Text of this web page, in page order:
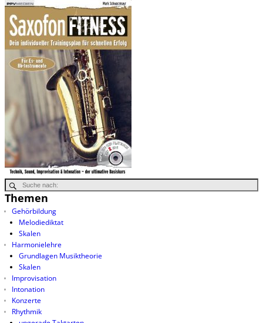
Themen
Gehörbildung
Melodiediktat
Skalen
Harmonielehre
Grundlagen Musiktheorie
Skalen
Improvisation
Intonation
Konzerte
Rhythmik